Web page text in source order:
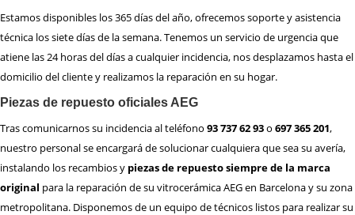
Estamos disponibles los 365 días del año, ofrecemos soporte y asistencia
técnica los siete días de la semana. Tenemos un servicio de urgencia que
atiene las 24 horas del días a cualquier incidencia, nos desplazamos hasta el
domicilio del cliente y realizamos la reparación en su hogar.
Piezas de repuesto oficiales AEG
Tras comunicarnos su incidencia al teléfono 93 737 62 93o 697 365 201,
nuestro personal se encargará de solucionar cualquiera que sea su avería,
instalando los recambios y piezas de repuesto siempre de la marca
original para la reparación de su vitrocerámica AEG en Barcelona y su zona
metropolitana. Disponemos de un equipo de técnicos listos para realizar su